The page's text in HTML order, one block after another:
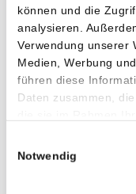
können und die
analysieren.
Verwendung unserer
Medien, Werbung
führen diese
Daten zusammen,
Notwendig
Zie hoeveel
je dollar-
Hätte investiert
$